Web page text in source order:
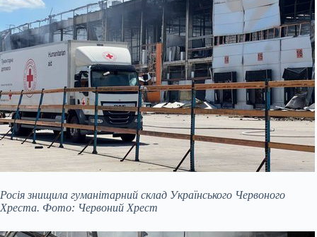
Росія знищила гуманітарний склад Українського Червоного
Хреста. Фото: Червоний Хрест